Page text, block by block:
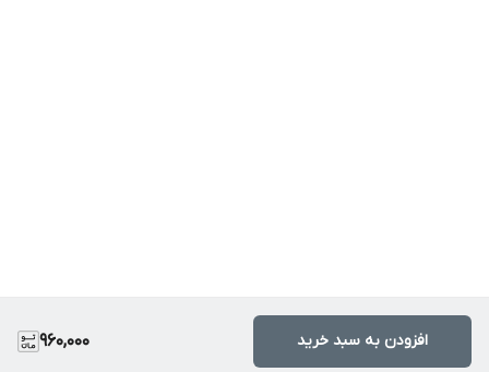
960,000 افزودن به سبد خرید